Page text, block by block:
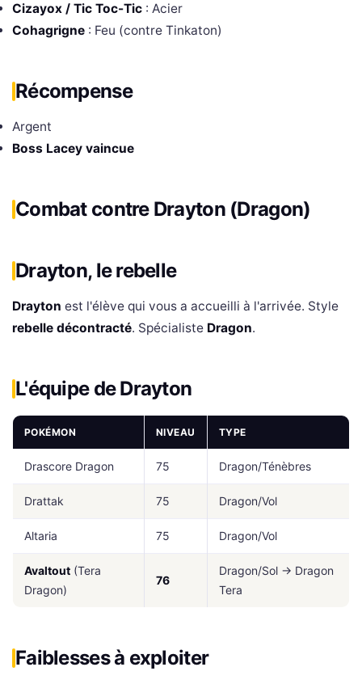
Cizayox / Tic Toc-Tic : Acier
Cohagrigne : Feu (contre Tinkaton)
Récompense
Argent
Boss Lacey vaincue
Combat contre Drayton (Dragon)
Drayton, le rebelle
Drayton est l'élève qui vous a accueilli à l'arrivée. Style
rebelle décontracté. Spécialiste Dragon.
L'équipe de Drayton
POKÉMON NIVEAU TYPE
Drascore Dragon 75 Dragon/Ténèbres
Drattak 75 Dragon/Vol
Altaria 75 Dragon/Vol
Avaltout (Tera
Dragon)
76
Dragon/Sol → Dragon
Tera
Faiblesses à exploiter